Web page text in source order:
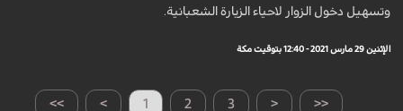
وتسهيل دخول الزوار لاحياء الزيارة الشعبانية.
الإثنين 29 مارس 2021 - 12:40 بتوقيت مكة
>> > 1 2 3 < <<